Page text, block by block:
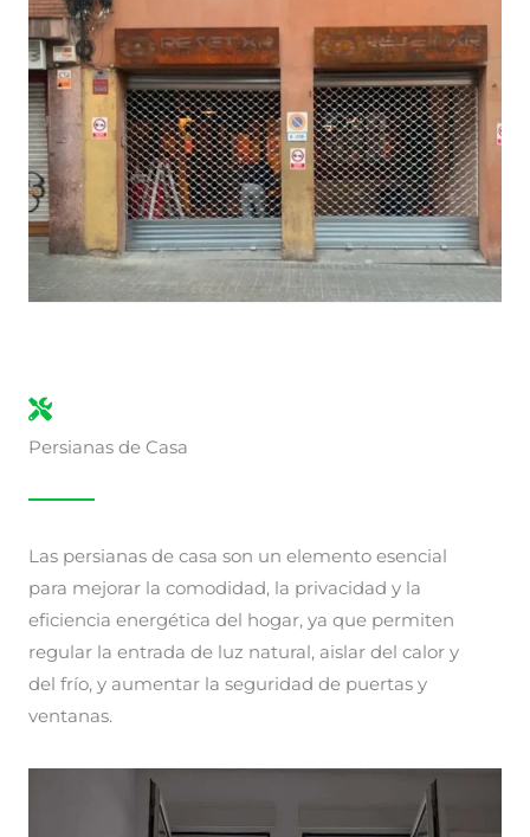
Persianas de Casa
Las persianas de casa son un elemento esencial
para mejorar la comodidad, la privacidad y la
eficiencia energética del hogar, ya que permiten
regular la entrada de luz natural, aislar del calor y
del frío, y aumentar la seguridad de puertas y
ventanas.